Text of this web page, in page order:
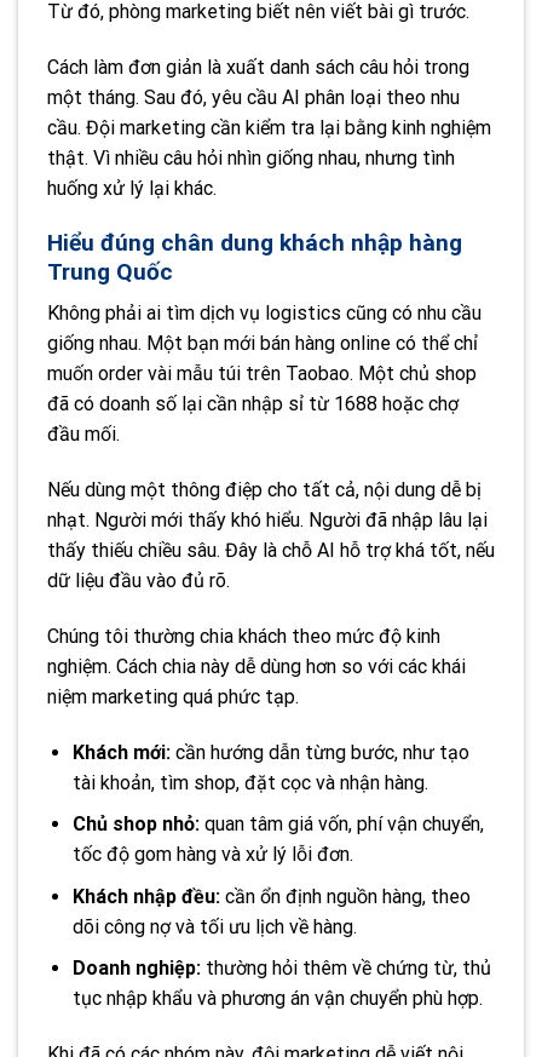
Từ đó, phòng marketing biết nên viết bài gì trước.
Cách làm đơn giản là xuất danh sách câu hỏi trong
một tháng. Sau đó, yêu cầu AI phân loại theo nhu
cầu. Đội marketing cần kiểm tra lại bằng kinh nghiệm
thật. Vì nhiều câu hỏi nhìn giống nhau, nhưng tình
huống xử lý lại khác.
Hiểu đúng chân dung khách nhập hàng
Trung Quốc
Không phải ai tìm dịch vụ logistics cũng có nhu cầu
giống nhau. Một bạn mới bán hàng online có thể chỉ
muốn order vài mẫu túi trên Taobao. Một chủ shop
đã có doanh số lại cần nhập sỉ từ 1688 hoặc chợ
đầu mối.
Nếu dùng một thông điệp cho tất cả, nội dung dễ bị
nhạt. Người mới thấy khó hiểu. Người đã nhập lâu lại
thấy thiếu chiều sâu. Đây là chỗ AI hỗ trợ khá tốt, nếu
dữ liệu đầu vào đủ rõ.
Chúng tôi thường chia khách theo mức độ kinh
nghiệm. Cách chia này dễ dùng hơn so với các khái
niệm marketing quá phức tạp.
Khách mới:cần hướng dẫn từng bước, như tạo
tài khoản, tìm shop, đặt cọc và nhận hàng.
Chủ shop nhỏ:quan tâm giá vốn, phí vận chuyển,
tốc độ gom hàng và xử lý lỗi đơn.
Khách nhập đều:cần ổn định nguồn hàng, theo
dõi công nợ và tối ưu lịch về hàng.
Doanh nghiệp:thường hỏi thêm về chứng từ, thủ
tục nhập khẩu và phương án vận chuyển phù hợp.